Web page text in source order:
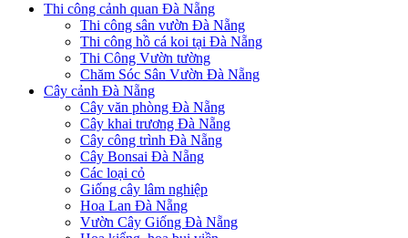
Thi công cảnh quan Đà Nẵng
Thi công sân vườn Đà Nẵng
Thi công hồ cá koi tại Đà Nẵng
Thi Công Vườn tường
Chăm Sóc Sân Vườn Đà Nẵng
Cây cảnh Đà Nẵng
Cây văn phòng Đà Nẵng
Cây khai trương Đà Nẵng
Cây công trình Đà Nẵng
Cây Bonsai Đà Nẵng
Các loại cỏ
Giống cây lâm nghiệp
Hoa Lan Đà Nẵng
Vườn Cây Giống Đà Nẵng